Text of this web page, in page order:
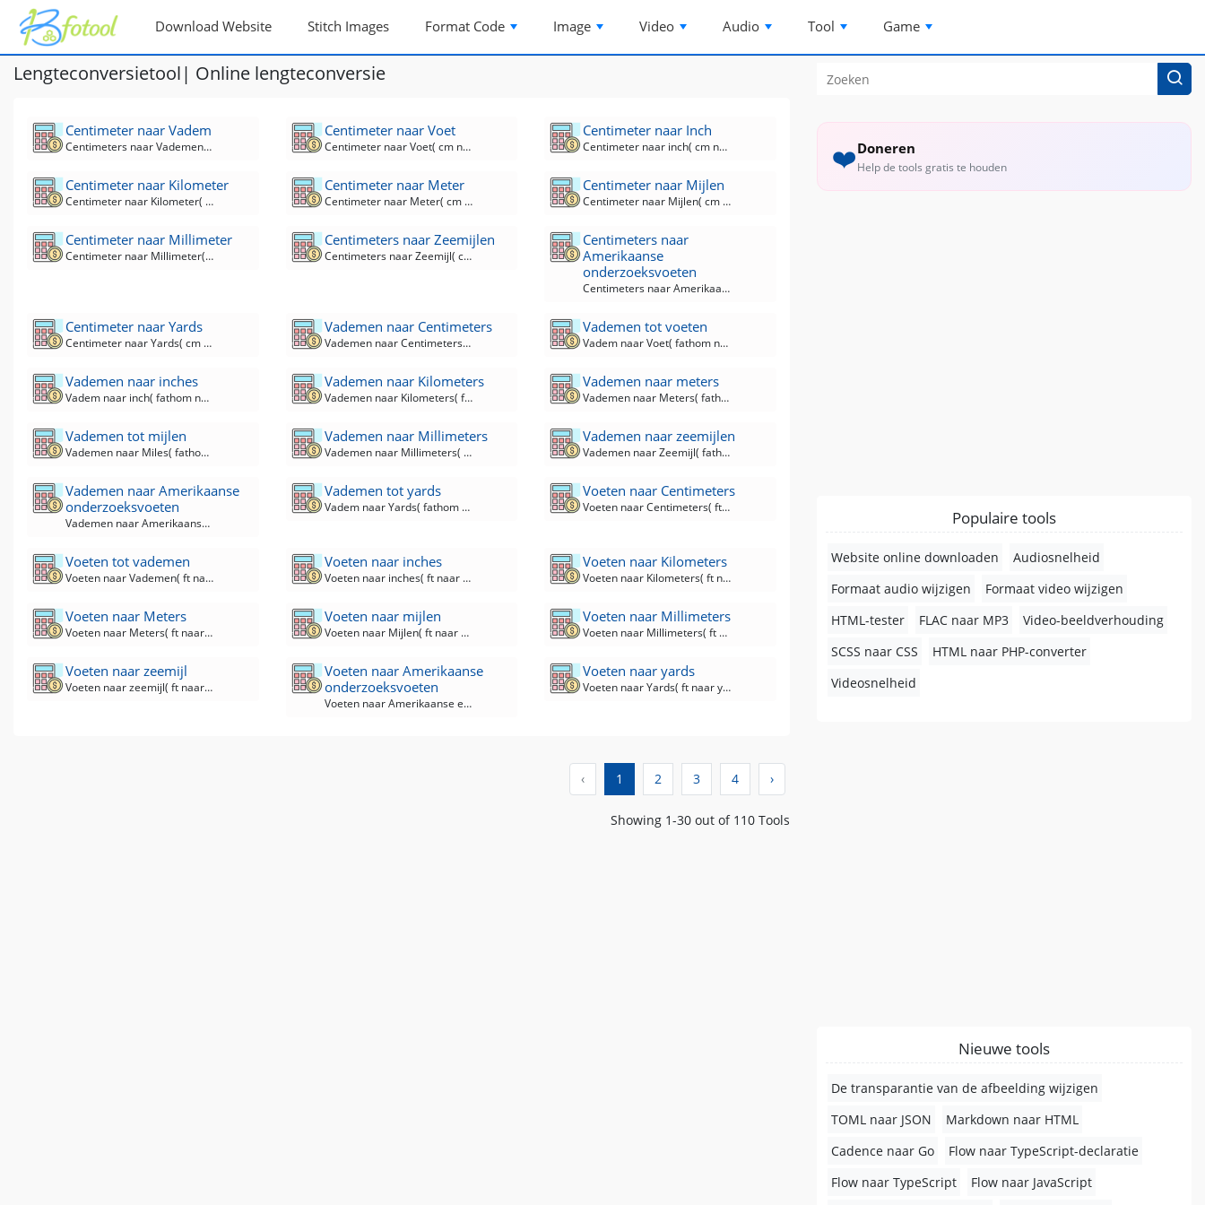
Download Website Stitch Images Format Code Image Video Audio Tool Game
Lengteconversietool| Online lengteconversie
Centimeter naar Vadem
Centimeters naar Vademen( cm naar fathom ) Converter
Centimeter naar Voet
Centimeter naar Voet( cm naar ft ) Converter
Centimeter naar Inch
Centimeter naar inch( cm naar in ) converter
Centimeter naar Kilometer
Centimeter naar Kilometer( cm naar km ) Converter
Centimeter naar Meter
Centimeter naar Meter( cm naar m ) Converter
Centimeter naar Mijlen
Centimeter naar Mijlen( cm naar mi ) Converter
Centimeter naar Millimeter
Centimeter naar Millimeter( cm naar mm ) Converter
Centimeters naar Zeemijlen
Centimeters naar Zeemijl( cm naar nMi) Converter
Centimeters naar
Amerikaanse
onderzoeksvoeten
Centimeters naar Amerikaanse enquêtevoeten( cm naar ft-us ) Converter
Centimeter naar Yards
Centimeter naar Yards( cm naar yd ) Converter
Vademen naar Centimeters
Vademen naar Centimeters( fathom naar cm ) Converter
Vademen tot voeten
Vadem naar Voet( fathom naar ft ) Converter
Vademen naar inches
Vadem naar inch( fathom naar in ) converter
Vademen naar Kilometers
Vademen naar Kilometers( fathom naar km ) Converter
Vademen naar meters
Vademen naar Meters( fathom naar m ) Converter
Vademen tot mijlen
Vademen naar Miles( fathom naar mi ) Converter
Vademen naar Millimeters
Vademen naar Millimeters( fathom naar mm ) Converter
Vademen naar zeemijlen
Vademen naar Zeemijl( fathom naar nMi) Converter
Vademen naar Amerikaanse
onderzoeksvoeten
Vademen naar Amerikaanse enquêtevoeten( fathom naar ft-us ) Converter
Vademen tot yards
Vadem naar Yards( fathom naar yd ) Converter
Voeten naar Centimeters
Voeten naar Centimeters( ft naar cm ) Converter
Voeten tot vademen
Voeten naar Vademen( ft naar fathom ) Converter
Voeten naar inches
Voeten naar inches( ft naar in ) Converter
Voeten naar Kilometers
Voeten naar Kilometers( ft naar km ) Converter
Voeten naar Meters
Voeten naar Meters( ft naar m ) Converter
Voeten naar mijlen
Voeten naar Mijlen( ft naar mi ) Converter
Voeten naar Millimeters
Voeten naar Millimeters( ft naar mm ) Converter
Voeten naar zeemijl
Voeten naar zeemijl( ft naar nMi) Converter
Voeten naar Amerikaanse
onderzoeksvoeten
Voeten naar Amerikaanse enquête Voeten( ft naar ft-us ) Converter
Voeten naar yards
Voeten naar Yards( ft naar yd ) Converter
‹ 1 2 3 4 ›
Showing 1-30 out of 110 Tools
❤️Doneren
Help de tools gratis te houden
Populaire tools
Website online downloaden
Audiosnelheid
Formaat audio wijzigen
Formaat video wijzigen
HTML-tester
FLAC naar MP3
Video-beeldverhouding
SCSS naar CSS
HTML naar PHP-converter
Videosnelheid
Nieuwe tools
De transparantie van de afbeelding wijzigen
TOML naar JSON
Markdown naar HTML
Cadence naar Go
Flow naar TypeScript-declaratie
Flow naar TypeScript
Flow naar JavaScript